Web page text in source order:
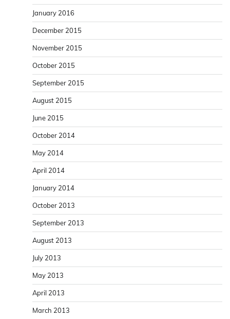
January 2016
December 2015
November 2015
October 2015
September 2015
August 2015
June 2015
October 2014
May 2014
April 2014
January 2014
October 2013
September 2013
August 2013
July 2013
May 2013
April 2013
March 2013